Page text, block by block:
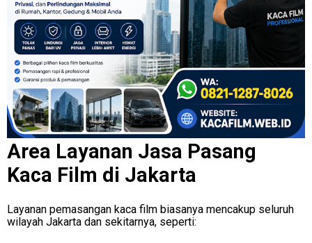
Area Layanan Jasa Pasang
Kaca Film di Jakarta
Layanan pemasangan kaca film biasanya mencakup seluruh
wilayah Jakarta dan sekitarnya, seperti: